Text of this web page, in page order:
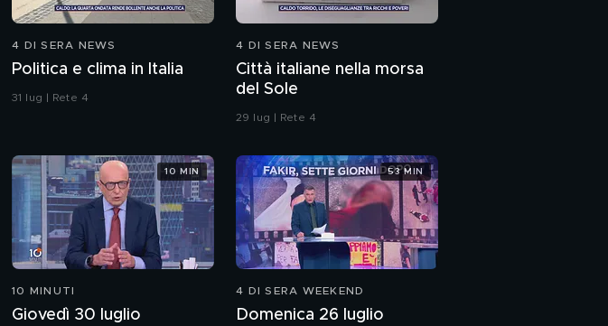
4 DI SERA NEWS
Politica e clima in Italia
31 lug | Rete 4
4 DI SERA NEWS
Città italiane nella morsa
del Sole
29 lug | Rete 4
10 MINUTI
Giovedì 30 luglio
10 MIN
4 DI SERA WEEKEND
Domenica 26 luglio
53 MIN